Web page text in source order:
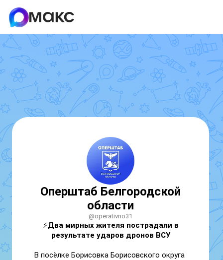
Оперштаб Белгородской
области
@operativno31
⚡️Два мирных жителя пострадали в
результате ударов дронов ВСУ
В посёлке Борисовка Борисовского округа